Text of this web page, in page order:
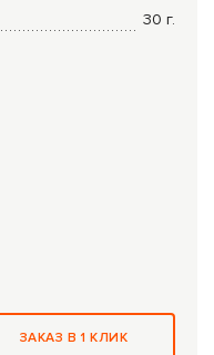
30 г.
ЗАКАЗ В 1 КЛИК